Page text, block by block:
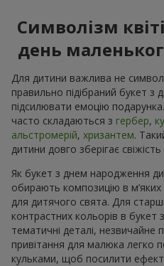
Символізм
день
Для дитини важлива не
правильно підібраний букет
підсилювати емоцію
часто складаються з гербер,
альстромерій, хризантем.
дитини довго зберігає
Як букет з днем народження
обирають композицію в
для дитячого свята. Для
контрастних кольорів в
тематичні деталі, незвичайне
привітання для малюка легко
кульками, щоб посилити